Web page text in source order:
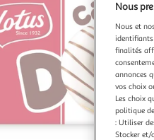
Nous
Nous et
identifiants
finalités
annonces
vos choix
Les choix
politique
: Utiliser
Stocker et/